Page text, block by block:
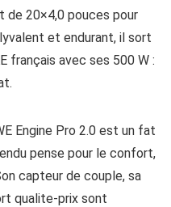
de 20×4,0 pouces pour
et endurant, il sort
français avec ses 500 W :
Engine Pro 2.0 est un fat
pense pour le confort,
capteur de couple, sa
qualite-prix sont